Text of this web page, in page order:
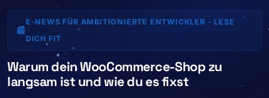
📰
E-NEWS FÜR AMBITIONIERTE ENTWICKLER - LESE
DICH FIT
Warum dein WooCommerce-Shop zu
langsam ist und wie du es fixst